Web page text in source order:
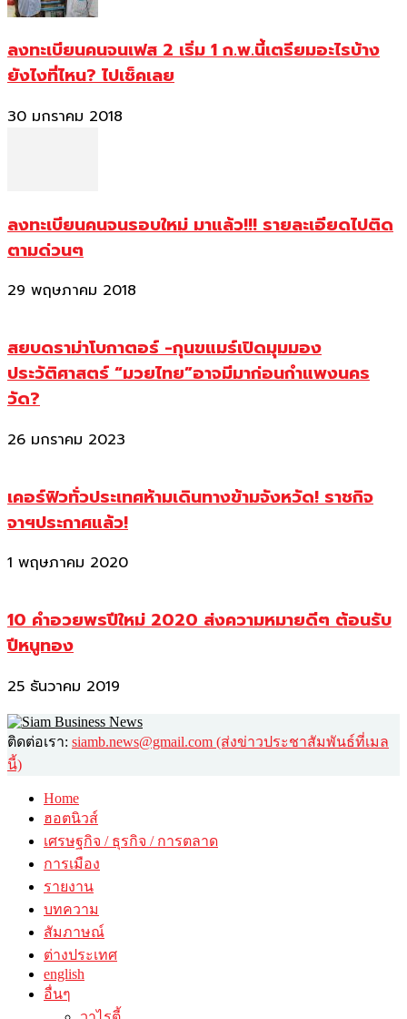
ลงทะเบียนคนจนเฟส 2 เริ่ม 1 ก.พ.นี้เตรียมอะไรบ้าง
ยังไงที่ไหน? ไปเช็คเลย
30 มกราคม 2018
ลงทะเบียนคนจนรอบใหม่ มาแล้ว!!! รายละเอียดไปติด
ตามด่วนๆ
29 พฤษภาคม 2018
สยบดราม่าโบกาตอร์ -กุนขแมร์เปิดมุมมอง
ประวัติศาสตร์ “มวยไทย”อาจมีมาก่อนกำแพงนคร
วัด?
26 มกราคม 2023
เคอร์ฟิวทั่วประเทศห้ามเดินทางข้ามจังหวัด! ราชกิจ
จาฯประกาศแล้ว!
1 พฤษภาคม 2020
10 คำอวยพรปีใหม่ 2020 ส่งความหมายดีๆ ต้อนรับ
ปีหนูทอง
25 ธันวาคม 2019
ติดต่อเรา: siamb.news@gmail.com (ส่งข่าวประชาสัมพันธ์ที่เมล
นี้)
Home
ฮอตนิวส์
เศรษฐกิจ / ธุรกิจ / การตลาด
การเมือง
รายงาน
บทความ
สัมภาษณ์
ต่างประเทศ
english
อื่นๆ